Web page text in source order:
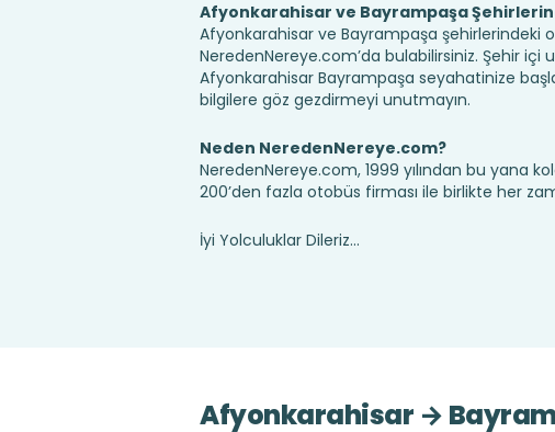
Afyonkarahisar ve Bayrampaşa
Afyonkarahisar ve Bayrampaşa şehirlerindeki
NeredenNereye.com’da bulabilirsiniz. Şehir içi
Afyonkarahisar Bayrampaşa seyahatinize
bilgilere göz gezdirmeyi unutmayın.
Neden NeredenNereye.com?
NeredenNereye.com, 1999 yılından bu yana
200’den fazla otobüs firması ile birlikte her
İyi Yolculuklar Dileriz...
Afyonkarahisar →